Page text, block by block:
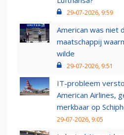
29-07-2026, 9:59
American was niet
maatschappij
wilde
29-07-2026, 9:51
IT-probleem
American Airlines,
merkbaar op
29-07-2026, 9:05